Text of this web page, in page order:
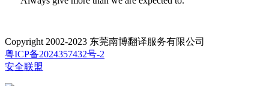
Copyright 2002-2023 东莞南博翻译服务有限公司
粤ICP备2024357432号-2
安全联盟